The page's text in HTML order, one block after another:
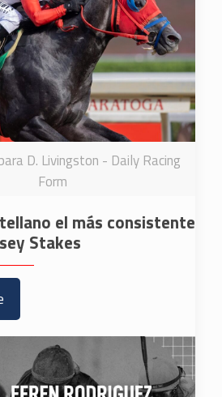
D. Livingston - Daily Racing
Form
el más consistente
Stakes